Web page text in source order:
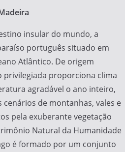
insular do mundo, a
português situado em
Atlântico. De origem
privilegiada proporciona clima
agradável o ano inteiro,
de montanhas, vales e
pela exuberante vegetação
Natural da Humanidade
é formado por um conjunto